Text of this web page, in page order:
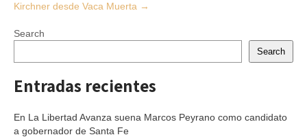
Kirchner desde Vaca Muerta →
Search
Search
Entradas recientes
En La Libertad Avanza suena Marcos Peyrano como candidato
a gobernador de Santa Fe